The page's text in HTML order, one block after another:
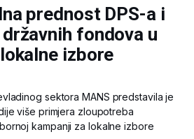
prednost DPS-a i
fondova u
izbore
sektora MANS predstavila je
više primjera zloupotreba
kampanji za lokalne izbore